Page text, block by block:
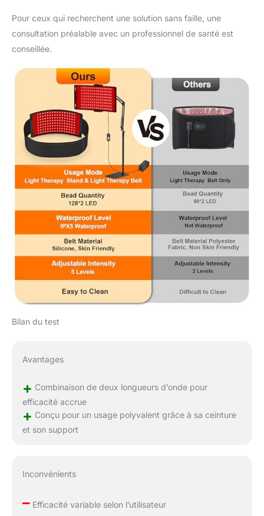
Pour ceux qui recherchent une solution sans faille, une
consultation préalable avec un professionnel de santé est
conseillée.
Bilan du test
Avantages
+ Combinaison de deux longueurs d’onde pour
efficacité accrue
+ Conçu pour un usage polyvalent grâce à sa ceinture
et son support
Inconvénients
–Efficacité variable selon l’utilisateur